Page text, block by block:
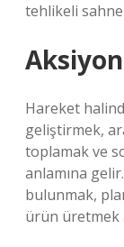
tehlikeli
Hareket
geliştirmek,
toplamak ve
anlamına
bulunmak,
ürün üretmek